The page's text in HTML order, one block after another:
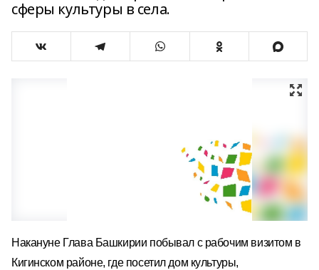
сферы культуры в села.
Накануне Глава Башкирии побывал с рабочим визитом в
Кигинском районе, где посетил дом культуры,